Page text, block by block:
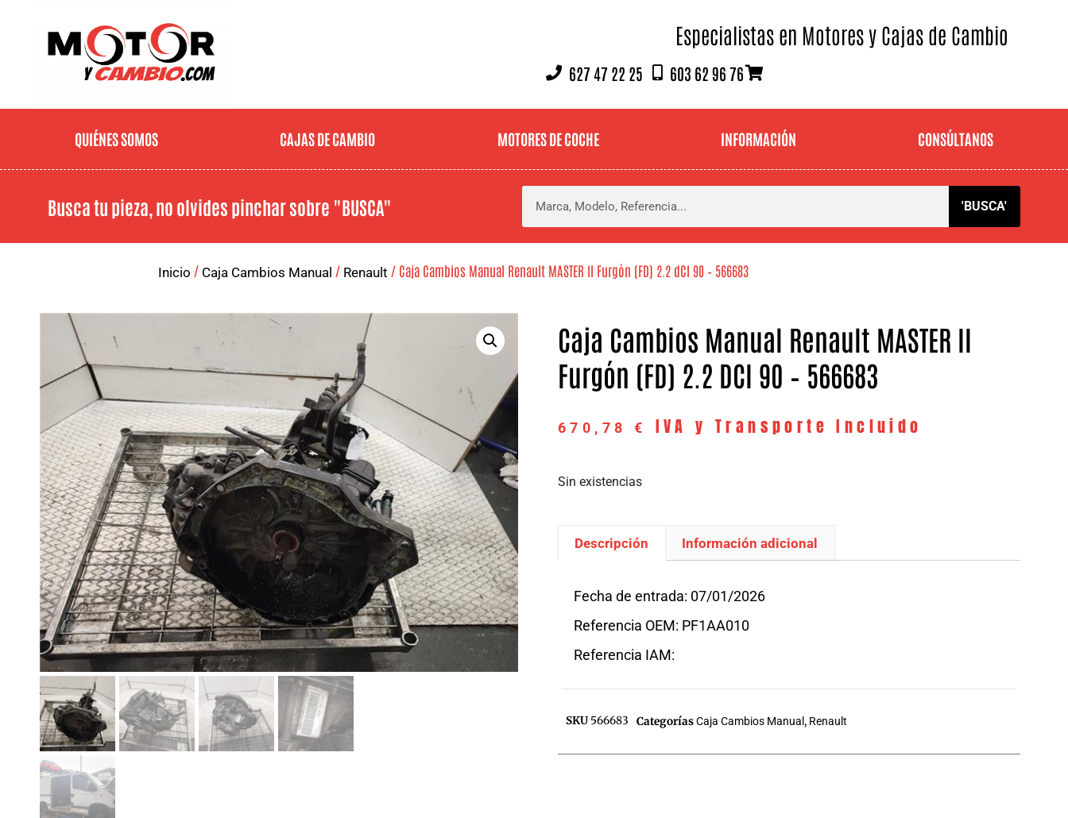
Especialistas en Motores y Cajas de Cambio
627 47 22 25 603 62 96 76
QUIÉNES SOMOS CAJAS DE CAMBIO MOTORES DE COCHE INFORMACIÓN CONSÚLTANOS
Busca tu pieza, no olvides pinchar sobre "BUSCA" 'BUSCA'
Inicio / Caja Cambios Manual / Renault / Caja Cambios Manual Renault MASTER II Furgón (FD) 2.2 dCI 90 – 566683
Caja Cambios Manual Renault MASTER II
Furgón (FD) 2.2 DCI 90 – 566683
670,78 € IVA y Transporte Incluido
Sin existencias
Descripción Información adicional
Fecha de entrada: 07/01/2026
Referencia OEM: PF1AA010
Referencia IAM:
SKU 566683 CategoríasCaja Cambios Manual , Renault